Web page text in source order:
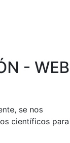
- WEB
se nos
científicos para